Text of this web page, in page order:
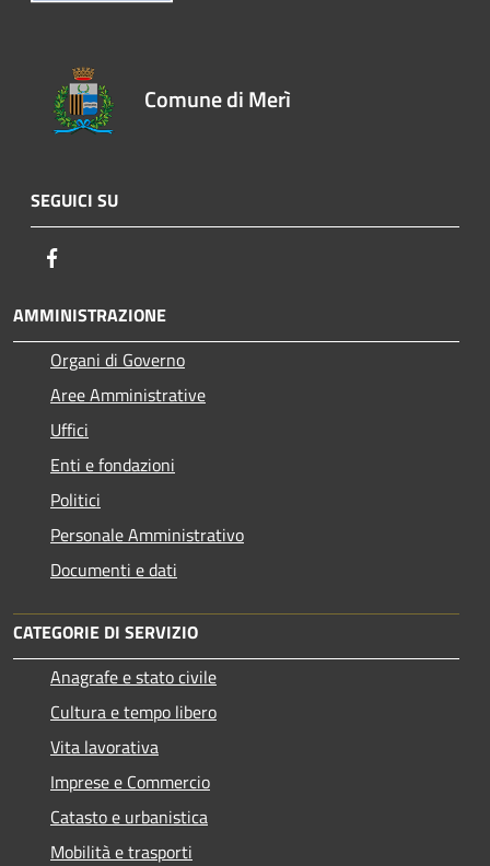
Comune di Merì
SEGUICI SU
AMMINISTRAZIONE
Organi di Governo
Aree Amministrative
Uffici
Enti e fondazioni
Politici
Personale Amministrativo
Documenti e dati
CATEGORIE DI SERVIZIO
Anagrafe e stato civile
Cultura e tempo libero
Vita lavorativa
Imprese e Commercio
Catasto e urbanistica
Mobilità e trasporti